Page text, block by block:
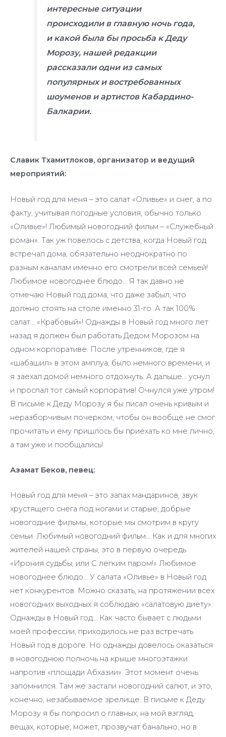
интересные ситуации
происходили в главную ночь года,
и какой была бы просьба к Деду
Морозу, нашей редакции
рассказали одни из самых
популярных и востребованных
шоуменов и артистов Кабардино-
Балкарии.
Славик Тхамитлоков, организатор и ведущий
мероприятий:
Новый год для меня – это салат «Оливье» и снег, а по
факту, учитывая погодные условия, обычно только
«Оливье»! Любимый новогодний фильм – «Служебный
роман». Так уж повелось с детства, когда Новый год
встречал дома, обязательно неоднократно по
разным каналам именно его смотрели всей семьей!
Любимое новогоднее блюдо… Я так давно не
отмечаю Новый год дома, что даже забыл, что
должно стоять на столе именно 31-го. А так 100%
салат… «Крабовый»! Однажды в Новый год много лет
назад я должен был работать Дедом Морозом на
одном корпоративе. После утренников, где я
«шабашил» в этом амплуа, было немного времени, и
я заехал домой немного отдохнуть. А дальше… уснул
и проспал тот самый корпоратив! Очнулся уже утром!
В письме к Деду Морозу я бы писал очень кривым и
неразборчивым почерком, чтобы он вообще не смог
прочитать и ему пришлось бы приехать ко мне лично,
а там уже и пообщались!
Азамат Беков, певец:
Новый год для меня – это запах мандаринов, звук
хрустящего снега под ногами и старые, добрые
новогодние фильмы, которые мы смотрим в кругу
семьи. Любимый новогодний фильм… Как и для многих
жителей нашей страны, это в первую очередь
«Ирония судьбы, или С легким паром!» Любимое
новогоднее блюдо… У салата «Оливье» в Новый год
нет конкурентов. Можно сказать, на протяжении всех
новогодних выходных я соблюдаю «салатовую диету».
Однажды в Новый год… Как часто бывает с людьми
моей профессии, приходилось не раз встречать
Новый год в дороге. Но однажды довелось оказаться
в новогоднюю полночь на крыше многоэтажки
напротив «площади Абхазии». Этот момент очень
запомнился. Там же застали новогодний салют, и это,
конечно, незабываемое зрелище. В письме к Деду
Морозу я бы попросил о главных, на мой взгляд,
вещах, которые, может, прозвучат банально, но в